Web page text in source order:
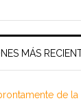
MÁS
de